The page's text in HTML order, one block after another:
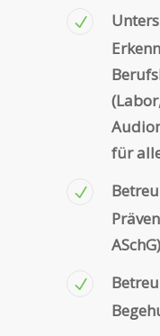
für
ASchG)